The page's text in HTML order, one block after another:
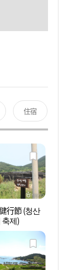
住宿
行節 (청산
제)